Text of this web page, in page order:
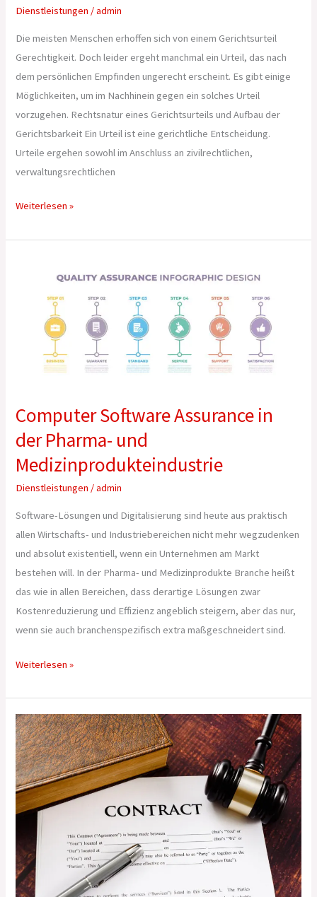
Dienstleistungen /admin
Die meisten Menschen erhoffen sich von einem Gerichtsurteil
Gerechtigkeit. Doch leider ergeht manchmal ein Urteil, das nach
dem persönlichen Empfinden ungerecht erscheint. Es gibt einige
Möglichkeiten, um im Nachhinein gegen ein solches Urteil
vorzugehen. Rechtsnatur eines Gerichtsurteils und Aufbau der
Gerichtsbarkeit Ein Urteil ist eine gerichtliche Entscheidung.
Urteile ergehen sowohl im Anschluss an zivilrechtlichen,
verwaltungsrechtlichen
Weiterlesen »
Computer Software Assurance in
der Pharma- und
Medizinprodukteindustrie
Dienstleistungen /admin
Software-Lösungen und Digitalisierung sind heute aus praktisch
allen Wirtschafts- und Industriebereichen nicht mehr wegzudenken
und absolut existentiell, wenn ein Unternehmen am Markt
bestehen will. In der Pharma- und Medizinprodukte Branche heißt
das wie in allen Bereichen, dass derartige Lösungen zwar
Kostenreduzierung und Effizienz angeblich steigern, aber das nur,
wenn sie auch branchenspezifisch extra maßgeschneidert sind.
Assurance
Pharma-
Weiterlesen »
Wann
gilt
ausländisches
Recht
im
Handel?